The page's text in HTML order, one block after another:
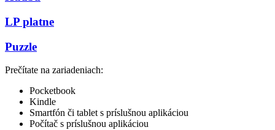
LP platne
Puzzle
Prečítate na zariadeniach:
Pocketbook
Kindle
Smartfón či tablet s príslušnou aplikáciou
Počítač s príslušnou aplikáciou